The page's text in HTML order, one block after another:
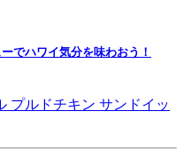
でハワイ気分を味わおう！
プルドチキン サンドイッ